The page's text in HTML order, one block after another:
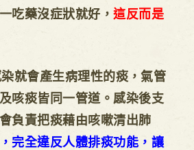
吃藥沒症狀就好，這反而是
就會產生病理性的痰，氣管
咳痰皆同一管道。感染後支
負責把痰藉由咳嗽清出肺
完全違反人體排痰功能，讓